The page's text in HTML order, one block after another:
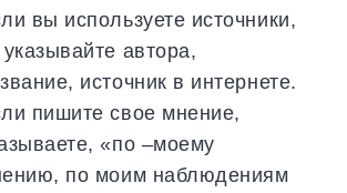
вы используете источники,
указывайте автора,
источник в интернете.
пишите свое мнение,
«по –моему
по моим наблюдениям